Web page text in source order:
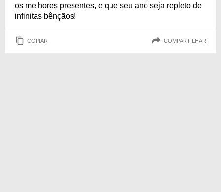
os melhores presentes, e que seu ano seja repleto de
infinitas bênçãos!
COPIAR COMPARTILHAR